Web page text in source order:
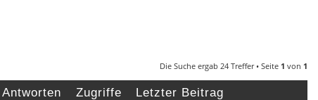
Die Suche ergab 24 Treffer • Seite 1 von 1
Antworten Zugriffe Letzter Beitrag